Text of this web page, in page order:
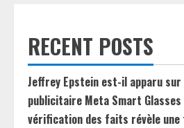
RECENT POSTS
Jeffrey Epstein est-il apparu sur
publicitaire Meta Smart Glasses
vérification des faits révèle